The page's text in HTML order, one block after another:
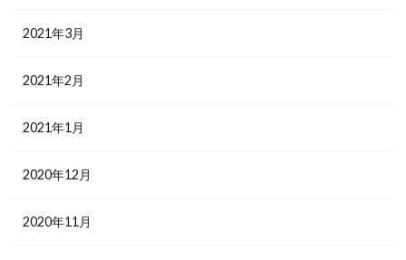
2021年3月
2021年2月
2021年1月
2020年12月
2020年11月